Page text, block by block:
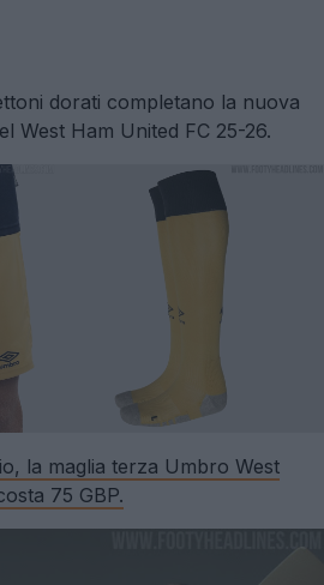
dorati completano la nuova
West Ham United FC 25-26.
la maglia terza Umbro West
75 GBP.